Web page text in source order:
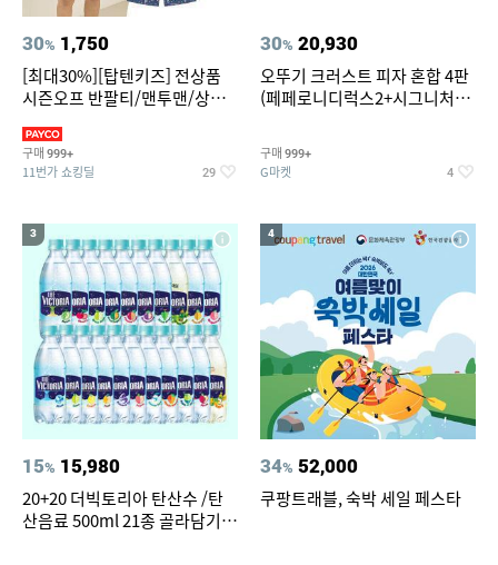
30% 1,750
[최대30%][탑텐키즈] 전상품
시즌오프 반팔티/맨투맨/상하
구매 999+
11번가 쇼킹딜 29
30% 20,930
오뚜기 크러스트 피자 혼합 4판
(페페로니디럭스2+시그니처익
구매 999+
G마켓 4
3
15% 15,980
20+20 더빅토리아 탄산수 /탄
산음료 500ml 21종 골라담기
4
34% 52,000
쿠팡트래블, 숙박 세일 페스타